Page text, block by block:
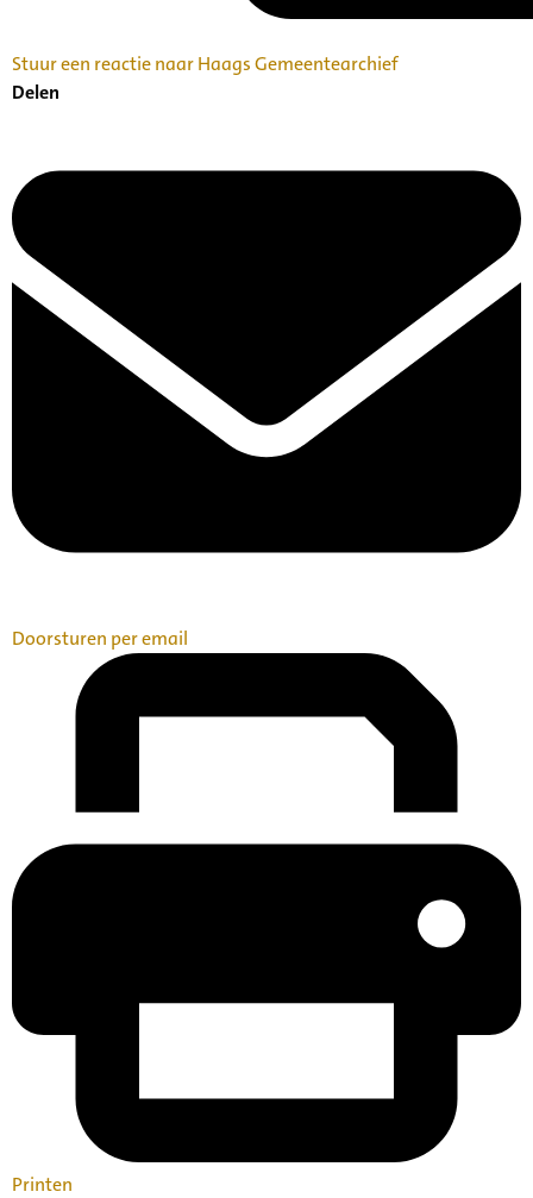
Stuur een reactie naar Haags Gemeentearchief
Delen
Doorsturen per email
Printen